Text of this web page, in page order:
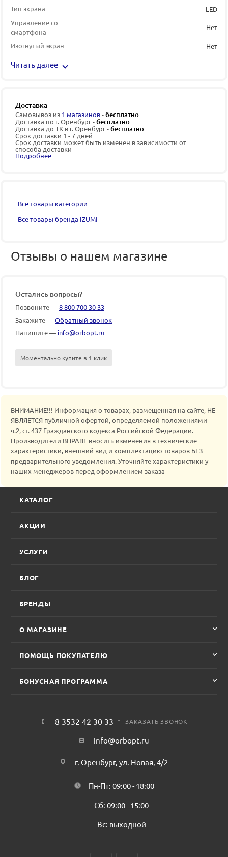
Тип экрана
LED
Управление со
смартфона
Нет
Изогнутый экран Нет
Читать далее
Доставка
Самовывоз из 1 магазинов-бесплатно
Доставка по г. Оренбург -бесплатно
Доставка до ТК в г. Оренбург -бесплатно
Срок доставки 1 - 7 дней
Срок доставки может быть изменен в зависимости от
способа доставки
Подробнее
Все товары категории
Все товары бренда IZUMI
Отзывы о нашем магазине
Остались вопросы?
Позвоните —8 800 700 30 33
Закажите —Обратный звонок
Напишите — info@orbopt.ru
Моментально купите в 1 клик
ВНИМАНИЕ!!! Информация о товарах, размещенная на сайте, НЕ
ЯВЛЯЕТСЯ публичной офертой, определяемой положениями
ч.2, ст. 437 Гражданского кодекса Российской Федерации.
Производители ВПРАВЕ вносить изменения в технические
характеристики, внешний вид и комплектацию товаров БЕЗ
предварительного уведомления. Уточняйте характеристики у
наших менеджеров перед оформлением заказа
КАТАЛОГ
АКЦИИ
УСЛУГИ
БЛОГ
БРЕНДЫ
О МАГАЗИНЕ
ПОМОЩЬ ПОКУПАТЕЛЮ
БОНУСНАЯ ПРОГРАММА
8 3532 42 30 33 ЗАКАЗАТЬ ЗВОНОК
info@orbopt.ru
г. Оренбург, ул. Новая, 4/2
Пн-Пт: 09:00 - 18:00
Сб: 09:00 - 15:00
Вс: выходной